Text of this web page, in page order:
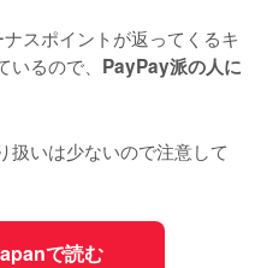
スポイントが返ってくるキ
るので、 PayPay派の人に
扱いは少ないので注意して
で読む